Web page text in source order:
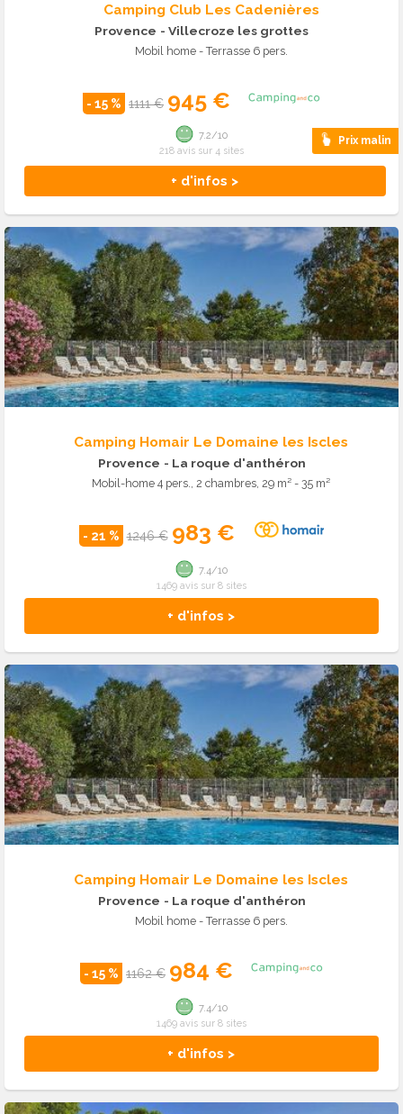
Camping Club Les Cadenières
Provence - Villecroze les grottes
Mobil home - Terrasse 6 pers.
- 15 % 1111 € 945 €
Prix malin
+ d'infos >
7.2/10
218 avis sur 4 sites
Camping Homair Le Domaine les Iscles
Provence - La roque d'anthéron
Mobil-home 4 pers., 2 chambres, 29 m² - 35 m²
- 21 % 1246 € 983 €
+ d'infos >
7.4/10
1469 avis sur 8 sites
Camping Homair Le Domaine les Iscles
Provence - La roque d'anthéron
Mobil home - Terrasse 6 pers.
- 15 % 1162 € 984 €
+ d'infos >
7.4/10
1469 avis sur 8 sites